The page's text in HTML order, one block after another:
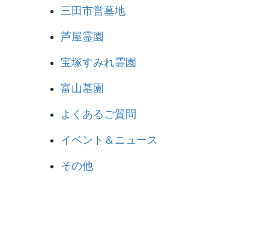
三田市営墓地
芦屋霊園
宝塚すみれ霊園
富山墓園
よくあるご質問
イベント＆ニュース
その他